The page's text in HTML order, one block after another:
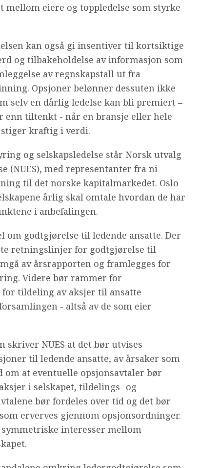
mellom eiere og toppledelse som styrke
kan også gi insentiver til kortsiktige
og tilbakeholdelse av informasjon som
av regnskapstall ut fra
Opsjoner belønner dessuten ikke
selv en dårlig ledelse kan bli premiert –
enn tiltenkt - når en bransje eller hele
kraftig i verdi.
og selskapsledelse står Norsk utvalg
(NUES), med representanter fra ni
til det norske kapitalmarkedet. Oslo
årlig skal omtale hvordan de har
i anbefalingen.
om godtgjørelse til ledende ansatte. Der
retningslinjer for godtgjørelse til
av årsrapporten og framlegges for
Videre bør rammer for
tildeling av aksjer til ansatte
- altså av de som eier
NUES at det bør utvises
til ledende ansatte, av årsaker som
om at eventuelle opsjonsavtaler bør
i selskapet, tildelings- og
bør fordeles over tid og det bør
erverves gjennom opsjonsordninger.
interesser mellom